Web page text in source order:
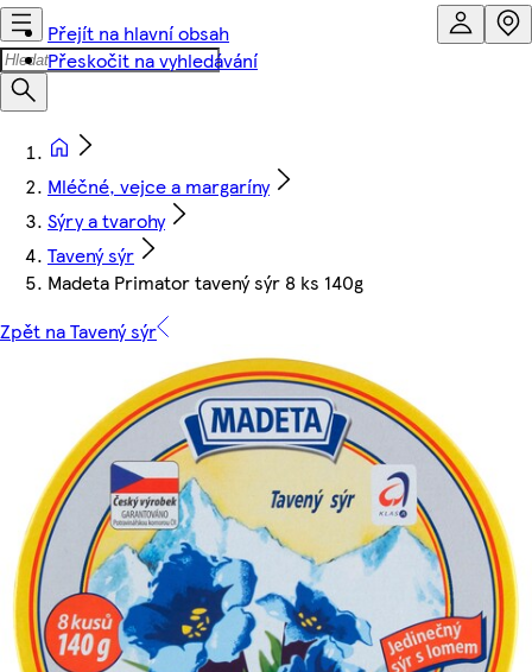
Přejít na hlavní obsah
Přeskočit na vyhledávání
Mléčné, vejce a margaríny
Sýry a tvarohy
Tavený sýr
Madeta Primator tavený sýr 8 ks 140g
Zpět na Tavený sýr